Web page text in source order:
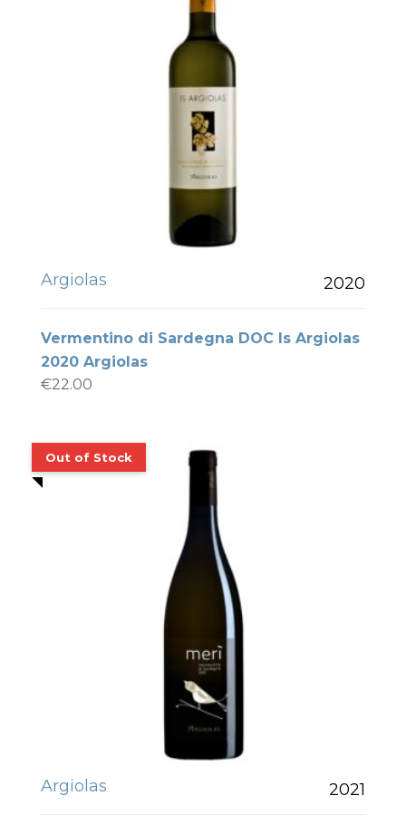
Argiolas 2020
Vermentino di Sardegna DOC Is Argiolas
2020 Argiolas
€22.00
Argiolas 2021